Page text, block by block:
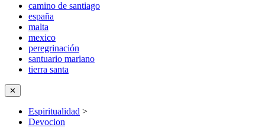
camino de santiago
españa
malta
mexico
peregrinación
santuario mariano
tierra santa
✕
Espiritualidad >
Devocion